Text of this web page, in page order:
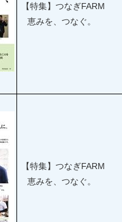
【特集】つなぎFARM
恵みを、つなぐ。
【特集】つなぎFARM
恵みを、つなぐ。